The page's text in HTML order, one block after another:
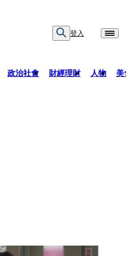
登入
政治社會 財經理財 人物 美